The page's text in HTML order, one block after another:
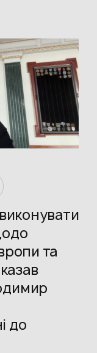
та
до